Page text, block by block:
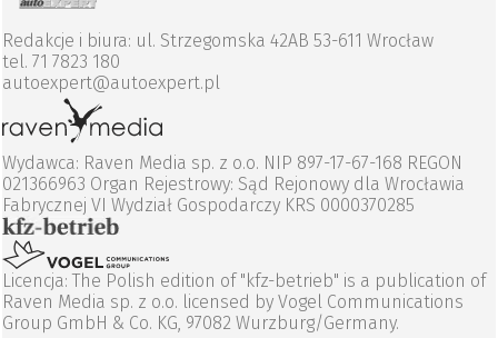
Redakcje i biura: ul. Strzegomska 42AB 53-611 Wrocław
tel. 71 7823 180
autoexpert@autoexpert.pl
Wydawca: Raven Media sp. z o.o. NIP 897-17-67-168 REGON
021366963 Organ Rejestrowy: Sąd Rejonowy dla Wrocławia
Fabrycznej VI Wydział Gospodarczy KRS 0000370285
Licencja: The Polish edition of "kfz-betrieb" is a publication of
Raven Media sp. z o.o. licensed by Vogel Communications
Group GmbH & Co. KG, 97082 Wurzburg/Germany.